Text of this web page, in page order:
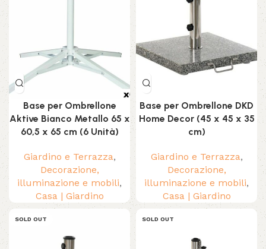
Base per Ombrellone
Aktive Bianco Metallo 65 x
60,5 x 65 cm (6 Unità)
Giardino e Terrazza,
Decorazione,
illuminazione e mobili,
Casa | Giardino
Base per Ombrellone DKD
Home Decor (45 x 45 x 35
cm)
Giardino e Terrazza,
Decorazione,
illuminazione e mobili,
Casa | Giardino
SOLD OUT SOLD OUT